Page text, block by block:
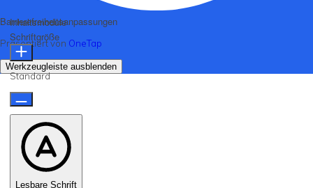
Barrierefreiheitsanpassungen
Präsentiert von OneTap
Werkzeugleiste ausblenden
Inhaltsmodule
Schriftgröße
Standard
Lesbare Schrift